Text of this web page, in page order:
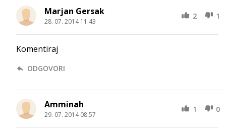
Marjan Gersak
28. 07. 2014 11.43
2 1
Komentiraj
ODGOVORI
Amminah
29. 07. 2014 08.57
1 0